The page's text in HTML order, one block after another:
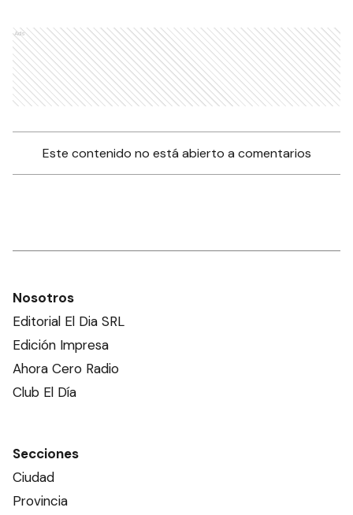
Ads
Este contenido no está abierto a comentarios
Nosotros
Editorial El Dia SRL
Edición Impresa
Ahora Cero Radio
Club El Día
Secciones
Ciudad
Provincia